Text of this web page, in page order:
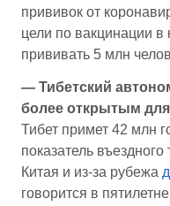
прививок от
цели по вакцинации в
прививать 5 млн
— Тибетский
более открытым
Тибет примет 42 млн
показатель въездного
Китая и из-за рубежа
говорится в